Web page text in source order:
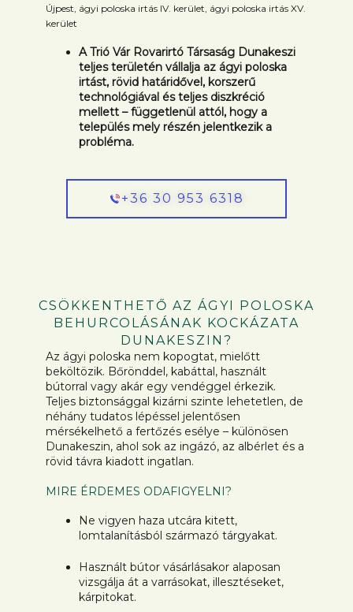
Újpest, ágyi poloska irtás IV. kerület, ágyi poloska irtás XV.
kerület
A Trió Vár Rovarirtó Társaság Dunakeszi
teljes területén vállalja az ágyi poloska
irtást, rövid határidővel, korszerű
technológiával és teljes diszkréció
mellett – függetlenül attól, hogy a
település mely részén jelentkezik a
probléma.
+36 30 953 6318
CSÖKKENTHETŐ AZ ÁGYI POLOSKA
BEHURCOLÁSÁNAK KOCKÁZATA
DUNAKESZIN?
Az ágyi poloska nem kopogtat, mielőtt
beköltözik. Bőrönddel, kabáttal, használt
bútorral vagy akár egy vendéggel érkezik.
Teljes biztonsággal kizárni szinte lehetetlen, de
néhány tudatos lépéssel jelentősen
mérsékelhető a fertőzés esélye – különösen
Dunakeszin, ahol sok az ingázó, az albérlet és a
rövid távra kiadott ingatlan.
MIRE ÉRDEMES ODAFIGYELNI?
Ne vigyen haza utcára kitett,
lomtalanításból származó tárgyakat.
Használt bútor vásárlásakor alaposan
vizsgálja át a varrásokat, illesztéseket,
kárpitokat.